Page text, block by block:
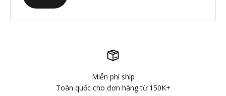
Miễn phí ship
Toàn quốc cho đơn hàng từ 150K+